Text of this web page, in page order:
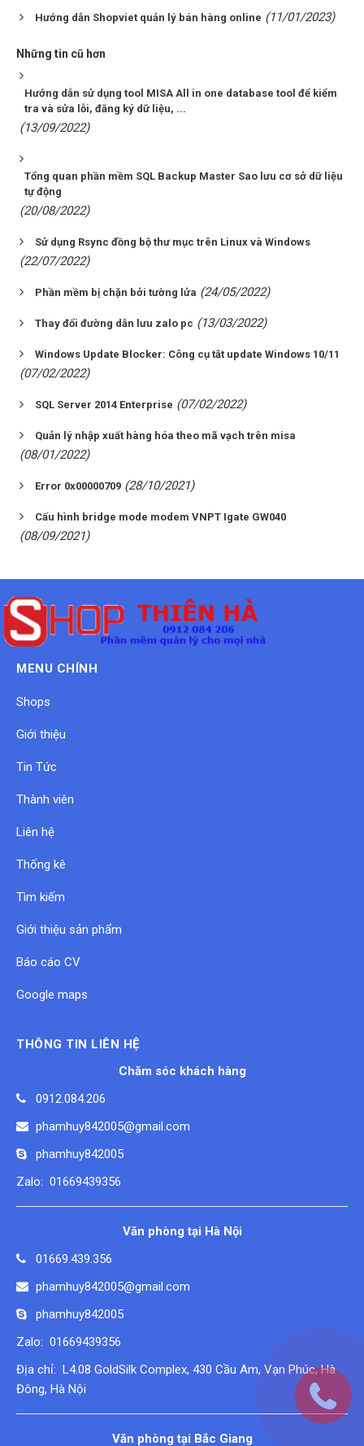
Hướng dẫn Shopviet quản lý bán hàng online (11/01/2023)
Những tin cũ hơn
Hướng dẫn sử dụng tool MISA All in one database tool để kiểm
tra và sửa lỗi, đăng ký dữ liệu, ...
(13/09/2022)
Tổng quan phần mềm SQL Backup Master Sao lưu cơ sở dữ liệu
tự động
(20/08/2022)
Sử dụng Rsync đồng bộ thư mục trên Linux và Windows
(22/07/2022)
Phần mềm bị chặn bởi tường lửa (24/05/2022)
Thay đổi đường dẫn lưu zalo pc (13/03/2022)
Windows Update Blocker: Công cụ tắt update Windows 10/11
(07/02/2022)
SQL Server 2014 Enterprise (07/02/2022)
Quản lý nhập xuất hàng hóa theo mã vạch trên misa
(08/01/2022)
Error 0x00000709 (28/10/2021)
Cấu hình bridge mode modem VNPT Igate GW040
(08/09/2021)
MENU CHÍNH
Shops
Giới thiệu
Tin Tức
Thành viên
Liên hệ
Thống kê
Tìm kiếm
Giới thiệu sản phẩm
Báo cáo CV
Google maps
THÔNG TIN LIÊN HỆ
Chăm sóc khách hàng
0912.084.206
phamhuy842005@gmail.com
phamhuy842005
Zalo: 01669439356
Văn phòng tại Hà Nội
01669.439.356
phamhuy842005@gmail.com
phamhuy842005
Zalo: 01669439356
Địa chỉ: L4.08 GoldSilk Complex, 430 Cầu Am, Vạn Phúc, Hà
Đông, Hà Nội
Văn phòng tại Bắc Giang